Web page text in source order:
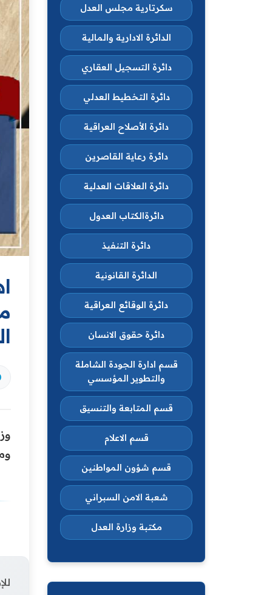
سكرتارية مجلس العدل
الدائرة الادارية والمالية
دائرة التسجيل العقاري
دائرة التخطيط العدلي
دائرة الأصلاح العراقية
دائرة رعاية القاصرين
دائرة العلاقات العدلية
دائرةالكتاب العدول
دائرة التنفيذ
الدائرة القانونية
دائرة الوقائع العراقية
دائرة حقوق الانسان
قسم ادارة الجودة الشاملة
والتطوير المؤسسي
قسم المتابعة والتنسيق
قسم الاعلام
قسم شؤون المواطنين
شعبة الامن السبراني
مكتبة وزارة العدل